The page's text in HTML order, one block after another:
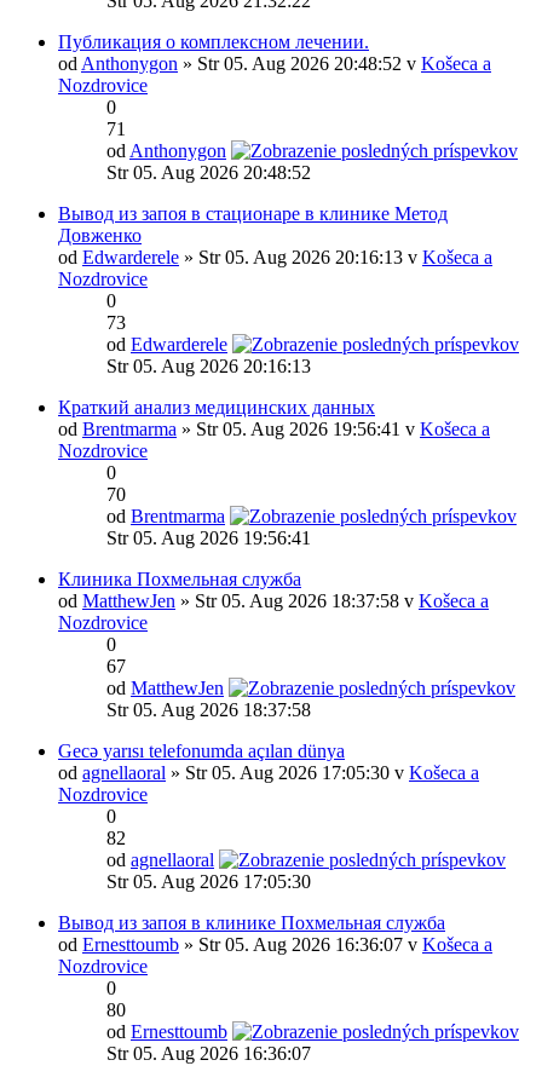
Публикация о комплексном лечении.
od Anthonygon » Str 05. Aug 2026 20:48:52 v Košeca a
Nozdrovice
0
71
od Anthonygon
Str 05. Aug 2026 20:48:52
Вывод из запоя в стационаре в клинике Метод
Довженко
od Edwarderele » Str 05. Aug 2026 20:16:13 v Košeca a
Nozdrovice
0
73
od Edwarderele
Str 05. Aug 2026 20:16:13
Краткий анализ медицинских данных
od Brentmarma » Str 05. Aug 2026 19:56:41 v Košeca a
Nozdrovice
0
70
od Brentmarma
Str 05. Aug 2026 19:56:41
Клиника Похмельная служба
od MatthewJen » Str 05. Aug 2026 18:37:58 v Košeca a
Nozdrovice
0
67
od MatthewJen
Str 05. Aug 2026 18:37:58
Gecə yarısı telefonumda açılan dünya
od agnellaoral » Str 05. Aug 2026 17:05:30 v Košeca a
Nozdrovice
0
82
od agnellaoral
Str 05. Aug 2026 17:05:30
Вывод из запоя в клинике Похмельная служба
od Ernesttoumb » Str 05. Aug 2026 16:36:07 v Košeca a
Nozdrovice
0
80
od Ernesttoumb
Str 05. Aug 2026 16:36:07